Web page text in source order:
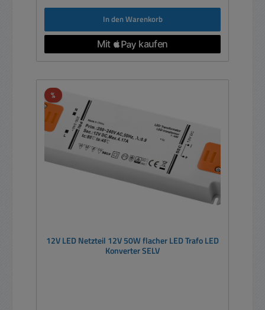
In den Warenkorb
%Rabatt
12V LED Netzteil 12V 50W flacher LED Trafo LED
Konverter SELV